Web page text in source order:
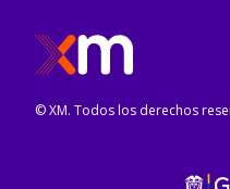
© XM. Todos los derechos